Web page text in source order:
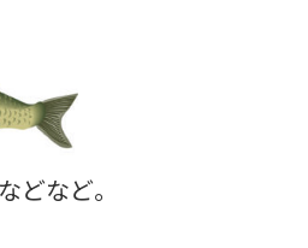
などなど。